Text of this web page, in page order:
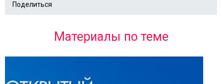
Поделиться
Материалы по теме